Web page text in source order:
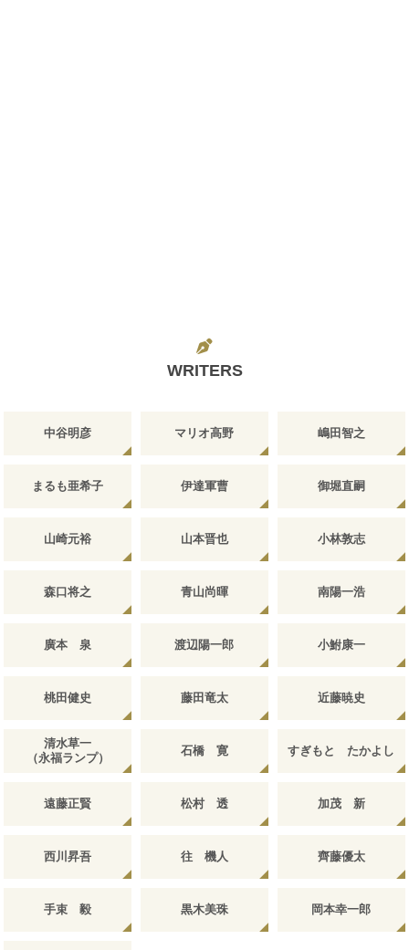
WRITERS
中谷明彦 マリオ高野 嶋田智之
まるも亜希子 伊達軍曹 御堀直嗣
山崎元裕 山本晋也 小林敦志
森口将之 青山尚暉 南陽一浩
廣本 泉 渡辺陽一郎 小鮒康一
桃田健史 藤田竜太 近藤暁史
清水草一
（永福ランプ）
石橋 寛 すぎもと たかよし
遠藤正賢 松村 透 加茂 新
西川昇吾 往 機人 齊藤優太
手束 毅 黒木美珠 岡本幸一郎